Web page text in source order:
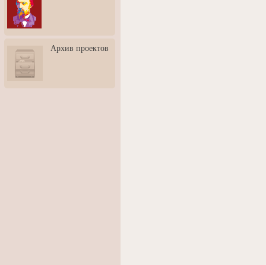
3: Обусловленности
человека и их влияние на
карьеру
скульптором Дмитрием
Тугариновым
АртБульвар в День города
Архив проектов